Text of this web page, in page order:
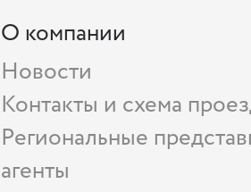
О компании
Новости
Контакты и схема
Региональные
агенты